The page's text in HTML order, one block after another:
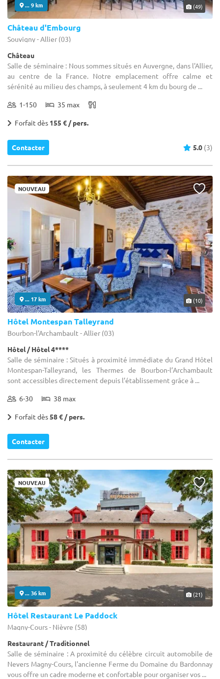
... 9 km (49)
Château d'Embourg
Souvigny - Allier (03)
Château
Salle de séminaire : Nous sommes situés en Auvergne, dans l'Allier,
au centre de la France. Notre emplacement offre calme et
sérénité au milieu des champs, à seulement 4 km du bourg de ...
1-150 35 max
Forfait dès 155 € / pers.
Contacter 5.0 (3)
NOUVEAU
... 17 km (10)
Hôtel Montespan Talleyrand
Bourbon-l'Archambault - Allier (03)
Hôtel / Hôtel 4****
Salle de séminaire : Situés à proximité immédiate du Grand Hôtel
Montespan-Talleyrand, les Thermes de Bourbon-l’Archambault
sont accessibles directement depuis l’établissement grâce à ...
6-30 38 max
Forfait dès58 € / pers.
Contacter
NOUVEAU
... 36 km (21)
Hôtel Restaurant Le Paddock
Magny-Cours - Nièvre (58)
Restaurant / Traditionnel
Salle de séminaire : A proximité du célèbre circuit automobile de
Nevers Magny-Cours, l'ancienne Ferme du Domaine du Bardonnay
vous offre un cadre moderne et confortable pour organiser vos ...